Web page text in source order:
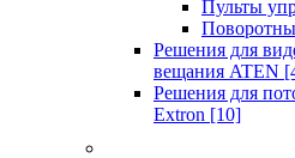
Пульты
Решения для
вещания ATEN
Решения для
Extron [10]